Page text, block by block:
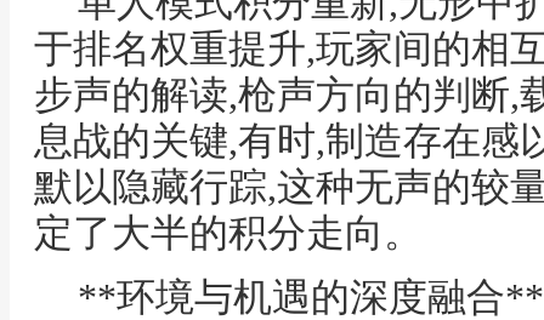
于排名权重提升,玩家间的相
步声的解读,枪声方向的判断,
息战的关键,有时,制造存在感
默以隐藏行踪,这种无声的较
定了大半的积分走向。
**环境与机遇的深度融合**